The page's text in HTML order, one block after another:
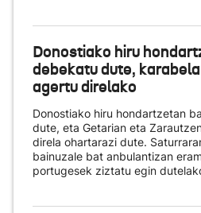
Donostiako hiru
debekatu dute,
agertu direlako
Donostiako hiru hondartzetan
dute, eta Getarian eta
direla ohartarazi dute.
bainuzale bat anbulantizan
portugesek ziztatu egin